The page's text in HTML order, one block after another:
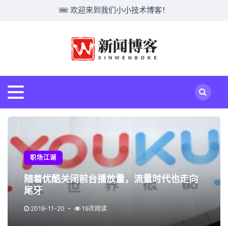
欢迎来到我们小小技术博客！
职场江湖
随着优酷关闭前台播放量，流量时代也走向
尾牙
2019-11-20 19次阅读